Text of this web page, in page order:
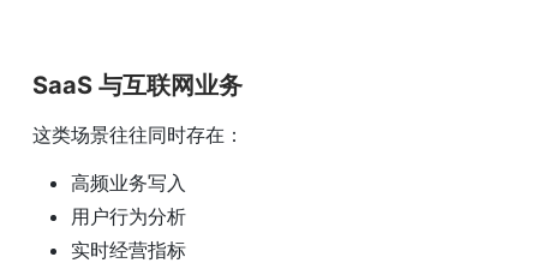
SaaS 与互联网业务
这类场景往往同时存在：
高频业务写入
用户行为分析
实时经营指标